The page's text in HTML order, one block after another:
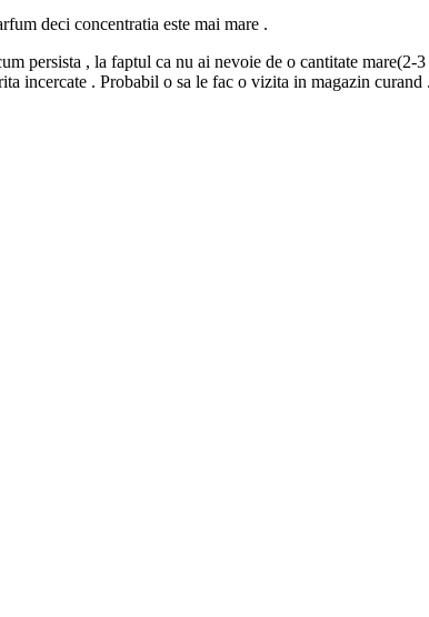
deci concentratia este mai mare .
persista , la faptul ca nu ai nevoie de o cantitate mare(2-
incercate . Probabil o sa le fac o vizita in magazin curand .